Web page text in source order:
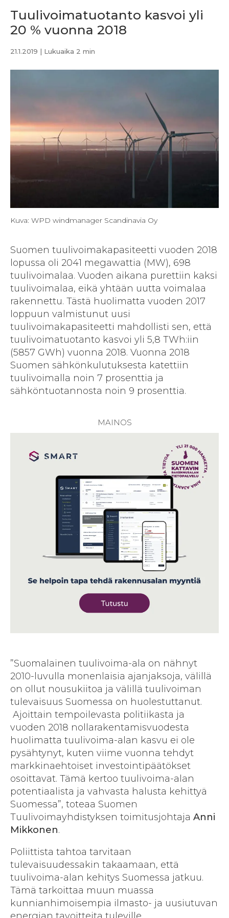
Tuulivoimatuotanto kasvoi yli
20 % vuonna 2018
21.1.2019 | Lukuaika 2 min
Kuva: WPD windmanager Scandinavia Oy
Suomen tuulivoimakapasiteetti vuoden 2018
lopussa oli 2041 megawattia (MW), 698
tuulivoimalaa. Vuoden aikana purettiin kaksi
tuulivoimalaa, eikä yhtään uutta voimalaa
rakennettu. Tästä huolimatta vuoden 2017
loppuun valmistunut uusi
tuulivoimakapasiteetti mahdollisti sen, että
tuulivoimatuotanto kasvoi yli 5,8 TWh:iin
(5857 GWh) vuonna 2018. Vuonna 2018
Suomen sähkönkulutuksesta katettiin
tuulivoimalla noin 7 prosenttia ja
sähköntuotannosta noin 9 prosenttia.
”Suomalainen tuulivoima-ala on nähnyt
2010-luvulla monenlaisia ajanjaksoja, välillä
on ollut nousukiitoa ja välillä tuulivoiman
tulevaisuus Suomessa on huolestuttanut.
Ajoittain tempoilevasta politiikasta ja
vuoden 2018 nollarakentamisvuodesta
huolimatta tuulivoima-alan kasvu ei ole
pysähtynyt, kuten viime vuonna tehdyt
markkinaehtoiset investointipäätökset
osoittavat. Tämä kertoo tuulivoima-alan
potentiaalista ja vahvasta halusta kehittyä
Suomessa”, toteaa Suomen
Tuulivoimayhdistyksen toimitusjohtaja Anni
Mikkonen.
Poliittista tahtoa tarvitaan
tulevaisuudessakin takaamaan, että
tuulivoima-alan kehitys Suomessa jatkuu.
Tämä tarkoittaa muun muassa
kunnianhimoisempia ilmasto- ja uusiutuvan